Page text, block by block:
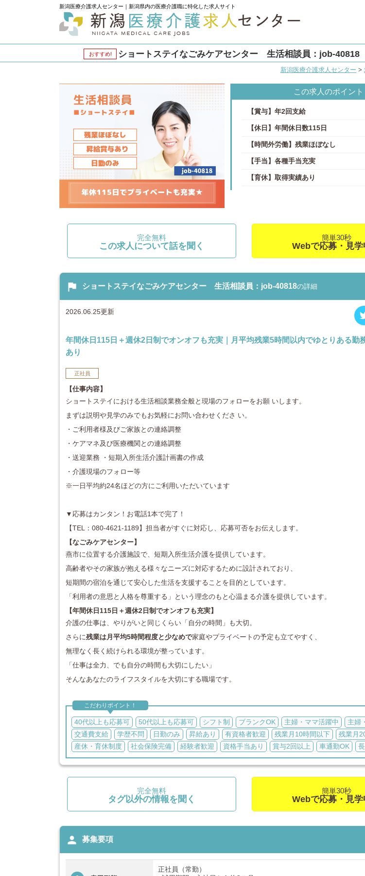
新潟医療介護求人センター｜新潟県内の医療介護職に特化した求人サイト
おすすめ! ショートステイなごみケアセンター 生活相談員：job-40818
新潟医療介護求人センター >
この求人のポイント
【賞与】年2回支給
【休日】年間休日数115日
【時間外労働】残業ほぼなし
【手当】各種手当充実
【育休】取得実績あり
完全無料
この求人について話を聞く
簡単30秒
Webで応募・見学
flag ショートステイなごみケアセンター 生活相談員：job-40818の詳細
2026.06.25更新
年間休日115日＋週休2日制でオンオフも充実｜月平均残業5時間以内でゆとりある勤
あり
正社員
【仕事内容】
ショートステイにおける生活相談業務全般と現場のフォローをお願 いします。
まずは説明や見学のみでもお気軽にお問い合わせくださ い。
・ご利用者様及びご家族との連絡調整
・ケアマネ及び医療機関との連絡調整
・送迎業務 ・短期入所生活介護計画書の作成
・介護現場のフォロー等
※一日平均約24名ほどの方にご利用いただいています
▼応募はカンタン！お電話1本で完了！
【TEL：080-4621-1189】担当者がすぐに対応し、応募可否をお伝えします。
【なごみケアセンター】
燕市に位置する介護施設で、短期入所生活介護を提供しています。
高齢者やその家族が抱える様々なニーズに対応するために設計されており、
短期間の宿泊を通じて安心した生活を支援することを目的としています。
「利用者の意思と人格を尊重する」という理念のもと心温まる介護を提供しています。
【年間休日115日＋週休2日制でオンオフも充実】
介護の仕事は、やりがいと同じくらい「自分の時間」も大切。
さらに残業は月平均5時間程度と少なめで家庭やプライベートの予定も立てやすく、
無理なく長く続けられる環境が整っています。
「仕事は全力、でも自分の時間も大切にしたい」
そんなあなたのライフスタイルを大切にする職場です。
こだわりポイント！
40代以上も応募可 50代以上も応募可 シフト制 ブランクOK 主婦・ママ活躍中
主婦
交通費支給
学歴不問 日勤のみ 昇給あり 有資格者歓迎 残業月10時間以下
残業月
産休・育休制度
社会保険完備 経験者歓迎 資格手当あり 賞与2回以上 車通勤OK
完全無料
タグ以外の情報を聞く
簡単30秒
Webで応募・見学
person 募集要項
正社員（常勤）